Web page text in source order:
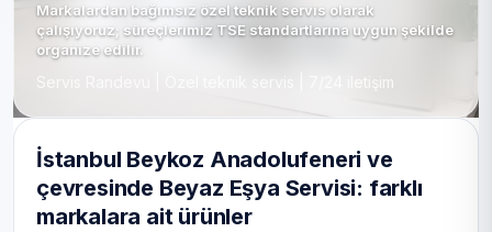
Markalardan bağımsız özel teknik servis olarak
çalışıyoruz; süreçlerimiz TSE standartlarına uygun şekilde
organize edilir.
Servis Randevu | Özel teknik servis | 7/24 iletişim
İstanbul Beykoz Anadolufeneri ve
çevresinde Beyaz Eşya Servisi: farklı
markalara ait ürünler